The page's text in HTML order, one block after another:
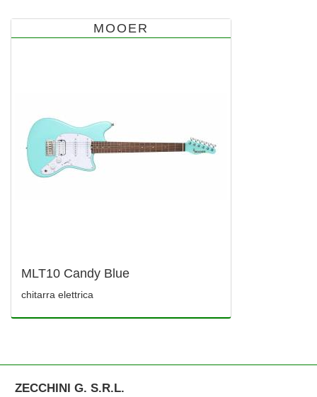
MOOER
MLT10 Candy Blue
chitarra elettrica
ZECCHINI G. S.R.L.